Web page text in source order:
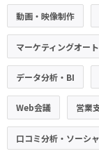
動画・映像制作
マーケティングオー
データ分析・BI
Web会議 営業
口コミ分析・ソーシ